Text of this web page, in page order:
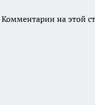
Комментарии на этой